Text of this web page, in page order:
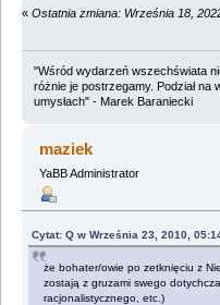
« Ostatnia zmiana: Września 18,
"Wśród wydarzeń wszechświata
różnie je postrzegamy. Podział
umysłach" - Marek Baraniecki
maziek
YaBB Administrator
Cytat: Q w Września 23, 2010,
że bohater/owie po zetknięciu z
zostają z gruzami swego
racjonalistycznego, etc.)